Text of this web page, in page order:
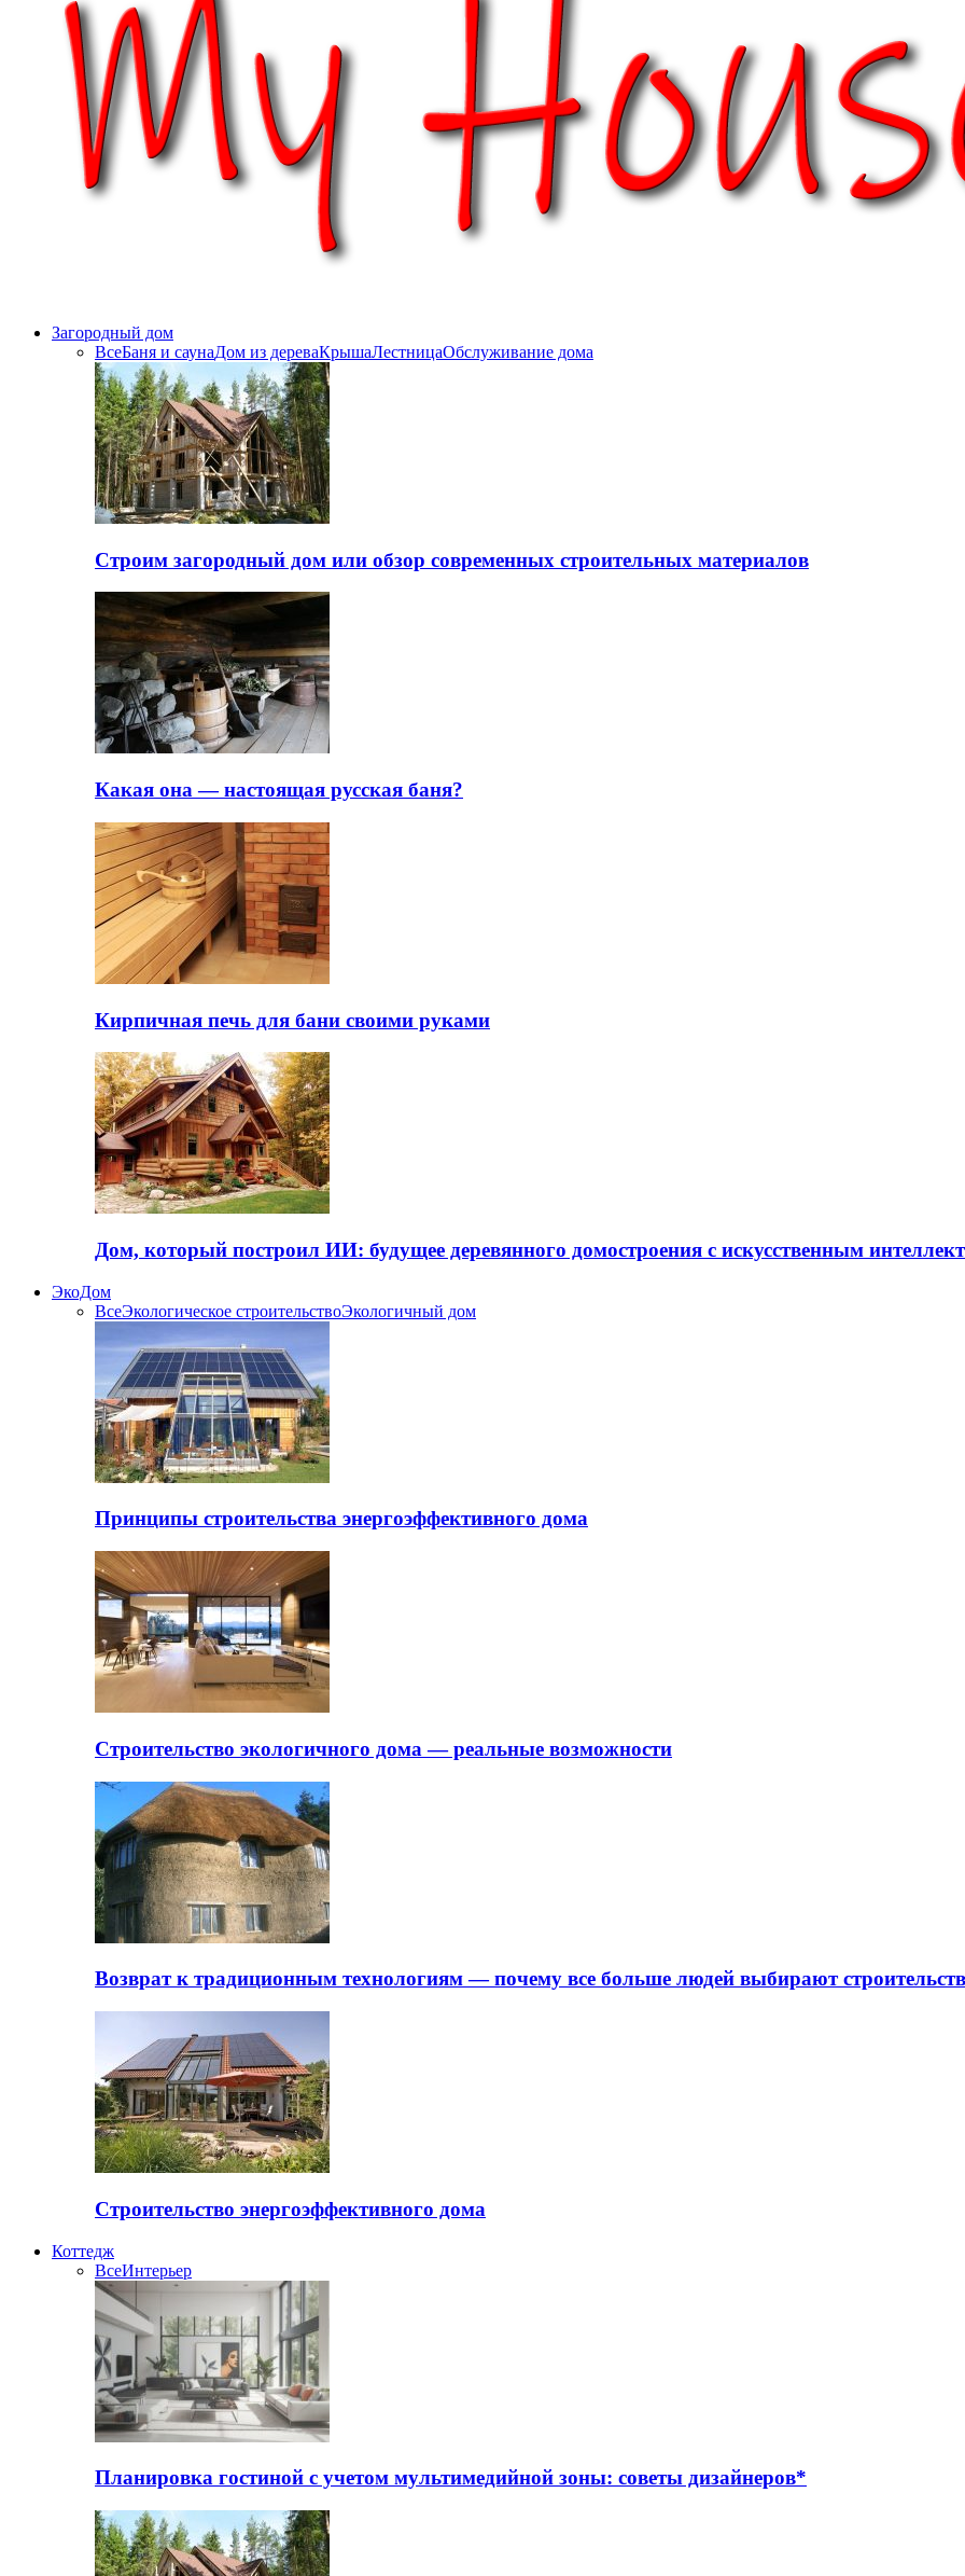
Загородный дом
ВсеБаня и саунаДом из дереваКрышаЛестницаОбслуживание дома
Строим загородный дом или обзор современных строительных материалов
Какая она — настоящая русская баня?
Кирпичная печь для бани своими руками
Дом, который построил ИИ: будущее деревянного домостроения с искусственным
ЭкоДом
ВсеЭкологическое строительствоЭкологичный дом
Принципы строительства энергоэффективного дома
Строительство экологичного дома — реальные возможности
Возврат к традиционным технологиям — почему все больше людей выбирают
Строительство энергоэффективного дома
Коттедж
ВсеИнтерьер
Планировка гостиной с учетом мультимедийной зоны: советы дизайнеров*